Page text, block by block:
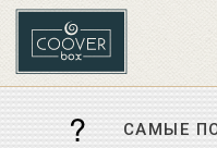
CАМЫЕ